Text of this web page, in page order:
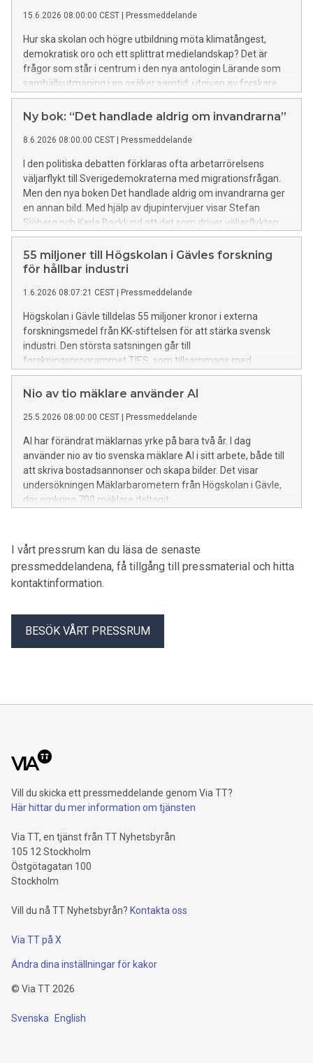
15.6.2026 08:00:00 CEST Pressmeddelande
Hur ska skolan och högre utbildning möta klimatångest,
demokratisk oro och ett splittrat medielandskap? Det är
frågor som står i centrum i den nya antologin Lärande som
samhällsutmaning i en osäker samtid, utgiven av forskare
vid Högskolan i Gävle.
Ny bok: “Det handlade aldrig om invandrarna”
8.6.2026 08:00:00 CEST Pressmeddelande
I den politiska debatten förklaras ofta arbetarrörelsens
väljarflykt till Sverigedemokraterna med migrationsfrågan.
Men den nya boken Det handlade aldrig om invandrarna ger
en annan bild. Med hjälp av djupintervjuer visar Stefan
Sjöberg och Karla Backlund att det som driver väljarflykten
till stor del är upplevelsen att Socialdemokraterna har
övergett sitt eget samhällsprojekt.
55 miljoner till Högskolan i Gävles forskning
för hållbar industri
1.6.2026 08:07:21 CEST Pressmeddelande
Högskolan i Gävle tilldelas 55 miljoner kronor i externa
forskningsmedel från KK-stiftelsen för att stärka svensk
industri. Den största satsningen går till
forskningsprogrammet TIES, som tillsammans med
industrin ska utveckla framtidens hållbara energilösningar.
Samtidigt får forskningsprojektet MIRAI finansiering för att
produktionslokalisering för ökad konkurrenskraft.
Nio av tio mäklare använder AI
25.5.2026 08:00:00 CEST Pressmeddelande
AI har förändrat mäklarnas yrke på bara två år. I dag
använder nio av tio svenska mäklare AI i sitt arbete, både till
att skriva bostadsannonser och skapa bilder. Det visar
undersökningen Mäklarbarometern från Högskolan i Gävle,
där omkring 700 mäklare deltagit.
I vårt pressrum kan du läsa de senaste
pressmeddelandena, få tillgång till pressmaterial och hitta
kontaktinformation.
BESÖK VÅRT PRESSRUM
Vill du skicka ett pressmeddelande genom Via TT?
Här hittar du mer information om tjänsten
Via TT, en tjänst från TT Nyhetsbyrån
105 12 Stockholm
Östgötagatan 100
Stockholm
Vill du nå TT Nyhetsbyrån? Kontakta oss
Via TT på X
Ändra dina inställningar för kakor
© Via TT 2026
Svenska English